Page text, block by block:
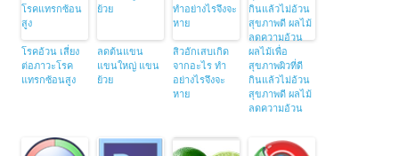
โรคอ้วน เสี่ยง
ต่อภาวะโรค
แทรกซ้อนสูง
ลดต้นแขน
แขนใหญ่ แขน
ย้วย
สิวอักเสบเกิด
จากอะไร ทำ
อย่างไรจึงจะ
หาย
ผลไม้เพื่อ
สุขภาพผิวที่ดี
กินแล้วไม่อ้วน
สุขภาพดี ผลไม้
ลดความอ้วน